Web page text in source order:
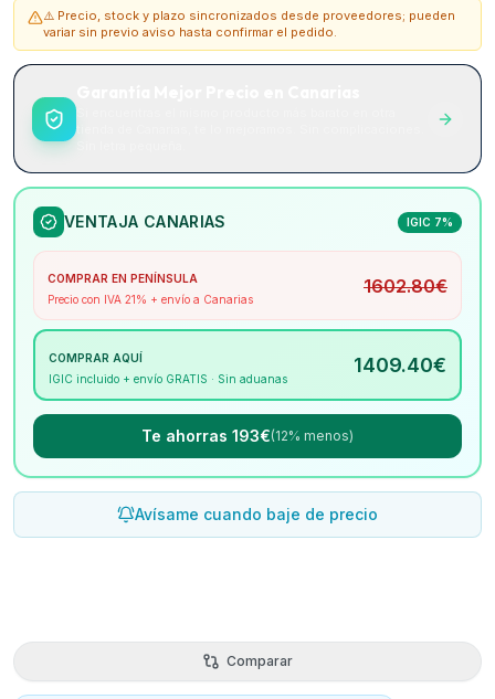
⚠️ Precio, stock y plazo sincronizados desde proveedores; pueden
variar sin previo aviso hasta confirmar el pedido.
VENTAJA CANARIAS IGIC 7%
COMPRAR EN PENÍNSULA
Precio con IVA 21% + envío a Canarias
1602.80€
COMPRAR AQUÍ
IGIC incluido + envío GRATIS · Sin aduanas
1409.40€
Te ahorras 193€(12% menos)
Avísame cuando baje de precio
Comparar